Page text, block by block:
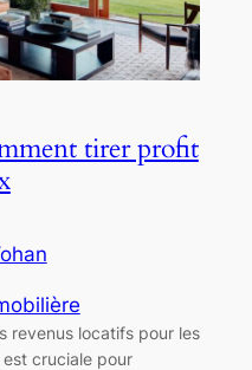
tirer profit
revenus locatifs pour les
cruciale pour